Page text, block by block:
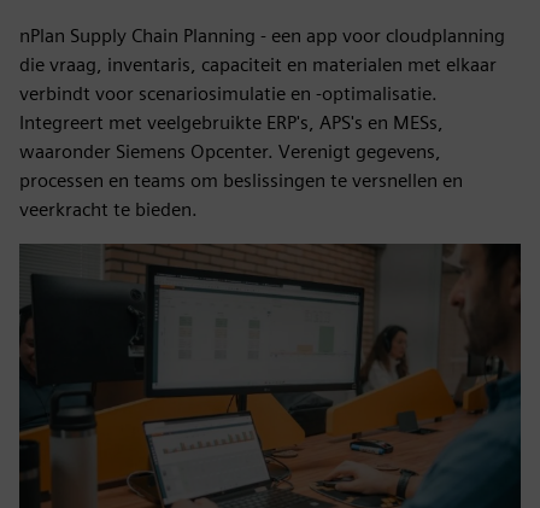
nPlan Supply Chain Planning - een app voor cloudplanning
die vraag, inventaris, capaciteit en materialen met elkaar
verbindt voor scenariosimulatie en -optimalisatie.
Integreert met veelgebruikte ERP's, APS's en MESs,
waaronder Siemens Opcenter. Verenigt gegevens,
processen en teams om beslissingen te versnellen en
veerkracht te bieden.